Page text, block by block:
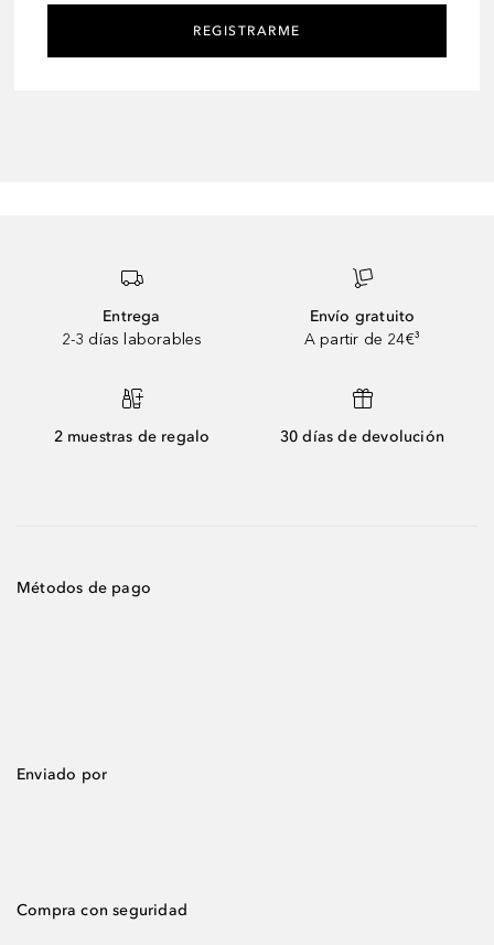
REGISTRARME
Entrega
2-3 días laborables
Envío gratuito
A partir de 24€³
2 muestras de regalo 30 días de devolución
Métodos de pago
Enviado por
Compra con seguridad